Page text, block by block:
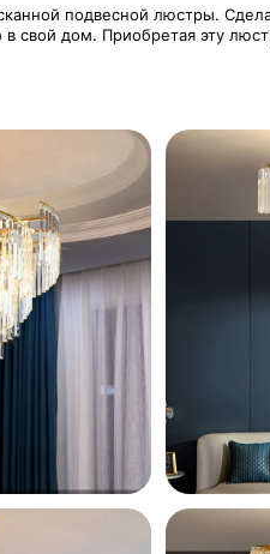
подвесной люстры.
дом. Приобретая эту